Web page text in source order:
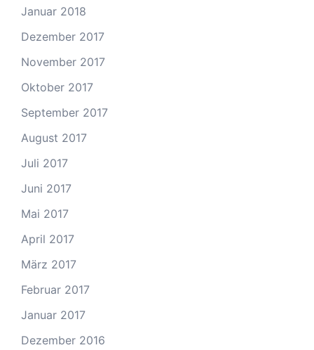
Januar 2018
Dezember 2017
November 2017
Oktober 2017
September 2017
August 2017
Juli 2017
Juni 2017
Mai 2017
April 2017
März 2017
Februar 2017
Januar 2017
Dezember 2016